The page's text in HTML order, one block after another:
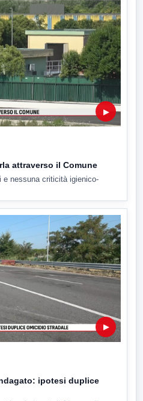
▶
attraverso il Comune
e nessuna criticità igienico-
▶
ipotesi duplice